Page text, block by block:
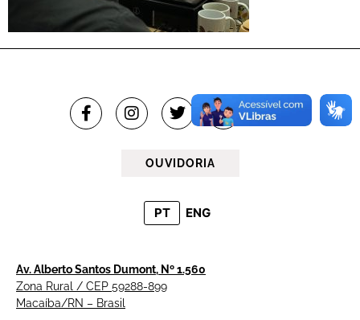
OUVIDORIA
PT ENG
Av. Alberto Santos Dumont, Nº 1.560
Zona Rural / CEP 59288-899
Macaíba/RN – Brasil